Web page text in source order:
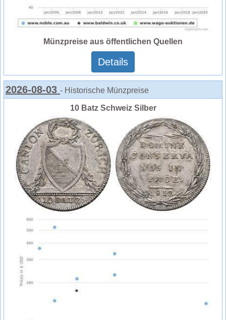
Münzpreise aus öffentlichen Quellen
Details
2026-08-03 - Historische Münzpreise
10 Batz Schweiz Silber